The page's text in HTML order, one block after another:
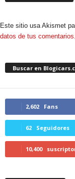
Este sitio usa Akismet
datos de tus comentarios.
Buscar en
2,602 Fans
62 Seguidores
10,400